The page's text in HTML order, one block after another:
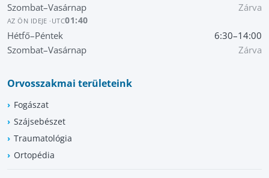
Szombat–Vasárnap
Zárva
AZ ÖN IDEJE · UTC01:40
Hétfő–Péntek
6:30–14:00
Szombat–Vasárnap
Zárva
Orvosszakmai területeink
Fogászat
Szájsebészet
Traumatológia
Ortopédia